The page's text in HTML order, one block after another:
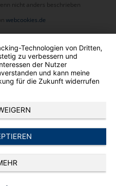
nicht anders beschrieben
webcookies.de
Technologien von Dritten,
zu verbessern und
der Nutzer
und kann meine
für die Zukunft widerrufen